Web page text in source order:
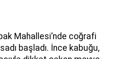
Mahallesi’nde coğrafi
başladı. İnce kabuğu,